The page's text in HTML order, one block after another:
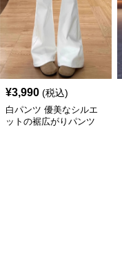
¥3,990 (税込)
白パンツ 優美なシルエ
ットの裾広がりパンツ